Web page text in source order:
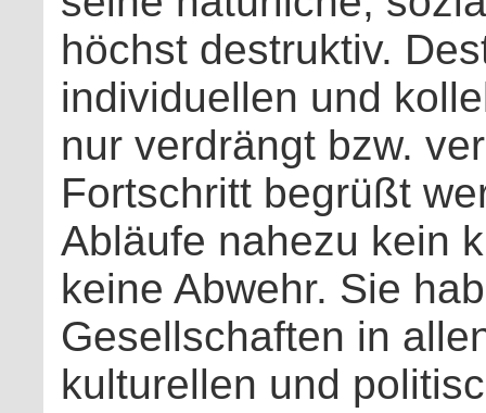
höchst destruktiv.
individuellen und
nur verdrängt bzw.
Fortschritt begrüßt
Abläufe nahezu kein
keine Abwehr. Sie
Gesellschaften in
kulturellen und